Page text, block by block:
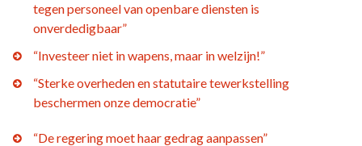
tegen personeel van openbare diensten is
onverdedigbaar”
“Investeer niet in wapens, maar in welzijn!”
“Sterke overheden en statutaire tewerkstelling
beschermen onze democratie”
“De regering moet haar gedrag aanpassen”